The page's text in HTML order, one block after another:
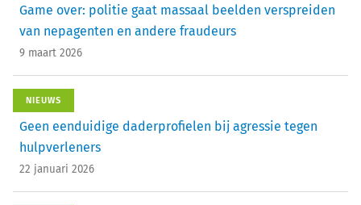
Game over: politie gaat massaal beelden verspreiden
van nepagenten en andere fraudeurs
9 maart 2026
NIEUWS
Geen eenduidige daderprofielen bij agressie tegen
hulpverleners
22 januari 2026